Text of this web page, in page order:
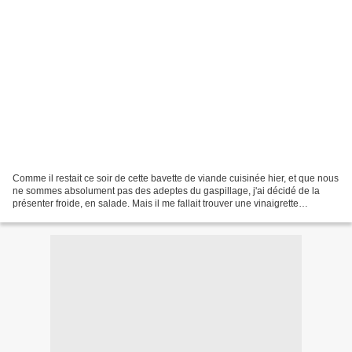
Comme il restait ce soir de cette bavette de viande cuisinée hier, et que nous
ne sommes absolument pas des adeptes du gaspillage, j'ai décidé de la
présenter froide, en salade. Mais il me fallait trouver une vinaigrette